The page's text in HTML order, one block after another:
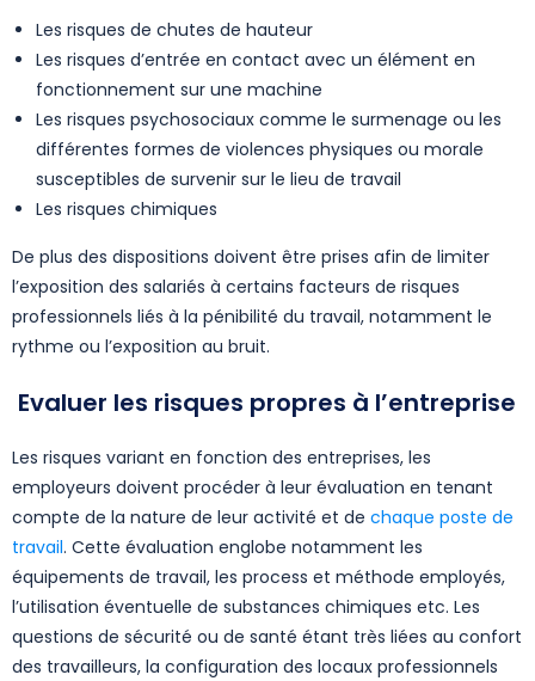
Les risques de chutes de hauteur
Les risques d’entrée en contact avec un élément en
fonctionnement sur une machine
Les risques psychosociaux comme le surmenage ou les
différentes formes de violences physiques ou morale
susceptibles de survenir sur le lieu de travail
Les risques chimiques
De plus des dispositions doivent être prises afin de limiter
l’exposition des salariés à certains facteurs de risques
professionnels liés à la pénibilité du travail, notamment le
rythme ou l’exposition au bruit.
Evaluer les risques propres à l’entreprise
Les risques variant en fonction des entreprises, les
employeurs doivent procéder à leur évaluation en tenant
compte de la nature de leur activité et de chaque poste de
travail. Cette évaluation englobe notamment les
équipements de travail, les process et méthode employés,
l’utilisation éventuelle de substances chimiques etc. Les
questions de sécurité ou de santé étant très liées au confort
des travailleurs, la configuration des locaux professionnels